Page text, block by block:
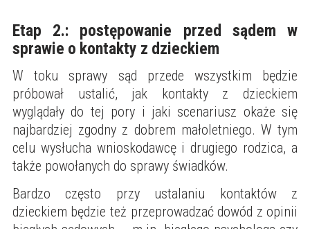
Etap 2.: postępowanie przed sądem w
sprawie o kontakty z dzieckiem
W toku sprawy sąd przede wszystkim będzie
próbował ustalić, jak kontakty z dzieckiem
wyglądały do tej pory i jaki scenariusz okaże się
najbardziej zgodny z dobrem małoletniego. W tym
celu wysłucha wnioskodawcę i drugiego rodzica, a
także powołanych do sprawy świadków.
Bardzo często przy ustalaniu kontaktów z
dzieckiem będzie też przeprowadzać dowód z opinii